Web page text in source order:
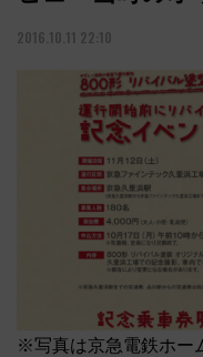
2016.10.11 22:10
※写真は京急電鉄ホー